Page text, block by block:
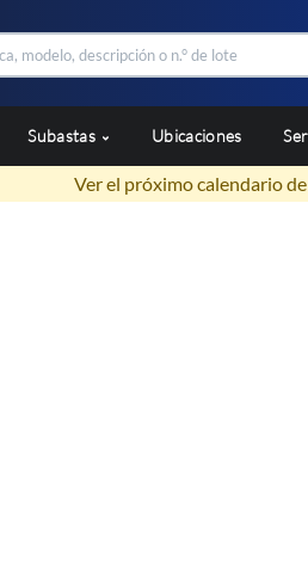
Subastas Ubicaciones
Ver el próximo calendario